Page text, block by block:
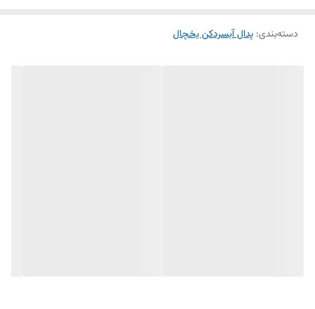
در صورتی که پدال اصلی دچار شکستگی یا فرسودگی شود، این مدل جایگزین
دسته‌بندی: پدال آبسردکن یخچال